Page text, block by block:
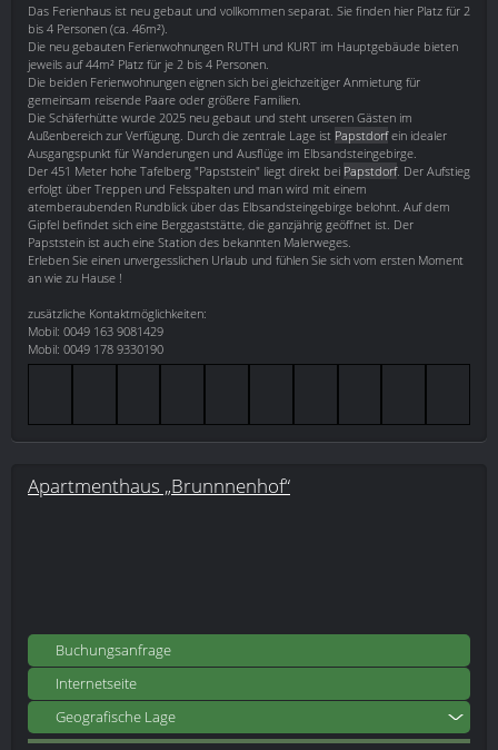
Das Ferienhaus ist neu gebaut und vollkommen separat. Sie finden hier Platz für 2
bis 4 Personen (ca. 46m²).
Die neu gebauten Ferienwohnungen RUTH und KURT im Hauptgebäude bieten
jeweils auf 44m² Platz für je 2 bis 4 Personen.
Die beiden Ferienwohnungen eignen sich bei gleichzeitiger Anmietung für
gemeinsam reisende Paare oder größere Familien.
Die Schäferhütte wurde 2025 neu gebaut und steht unseren Gästen im
Außenbereich zur Verfügung. Durch die zentrale Lage ist Papstdorfein idealer
Ausgangspunkt für Wanderungen und Ausflüge im Elbsandsteingebirge.
Der 451 Meter hohe Tafelberg "Papststein" liegt direkt bei Papstdorf. Der Aufstieg
erfolgt über Treppen und Felsspalten und man wird mit einem
atemberaubenden Rundblick über das Elbsandsteingebirge belohnt. Auf dem
Gipfel befindet sich eine Berggaststätte, die ganzjährig geöffnet ist. Der
Papststein ist auch eine Station des bekannten Malerweges.
Erleben Sie einen unvergesslichen Urlaub und fühlen Sie sich vom ersten Moment
an wie zu Hause !
zusätzliche Kontaktmöglichkeiten:
Mobil: 0049 163 9081429
Mobil: 0049 178 9330190
Apartmenthaus „Brunnnenhof“
Buchungsanfrage
Internetseite
Geografische Lage